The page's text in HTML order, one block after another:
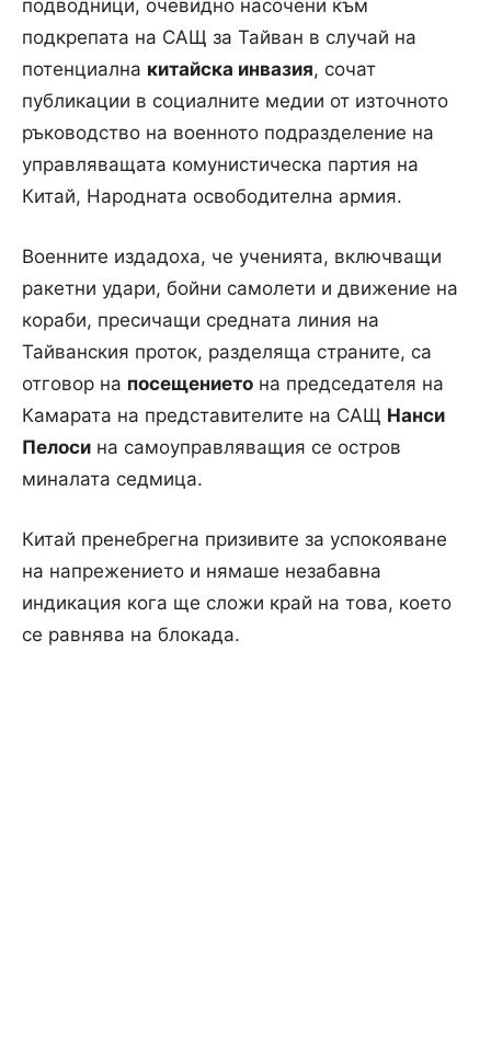
подводници, очевидно насочени към
подкрепата на САЩ за Тайван в случай на
потенциална китайска инвазия, сочат
публикации в социалните медии от източното
ръководство на военното подразделение на
управляващата комунистическа партия на
Китай, Народната освободителна армия.
Военните издадоха, че ученията, включващи
ракетни удари, бойни самолети и движение на
кораби, пресичащи средната линия на
Тайванския проток, разделяща страните, са
отговор на посещението на председателя на
Камарата на представителите на САЩ Нанси
Пелоси на самоуправляващия се остров
миналата седмица.
Китай пренебрегна призивите за успокояване
на напрежението и нямаше незабавна
индикация кога ще сложи край на това, което
се равнява на блокада.